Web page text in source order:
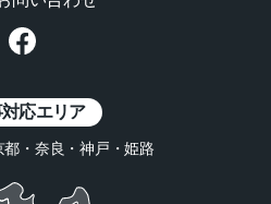
応エリア
・奈良・神戸・姫路